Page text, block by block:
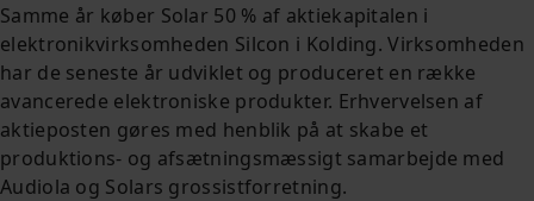
Samme år køber Solar 50 % af aktiekapitalen i
elektronikvirksomheden Silcon i Kolding. Virksomheden
har de seneste år udviklet og produceret en række
avancerede elektroniske produkter. Erhvervelsen af
aktieposten gøres med henblik på at skabe et
produktions- og afsætningsmæssigt samarbejde med
Audiola og Solars grossistforretning.